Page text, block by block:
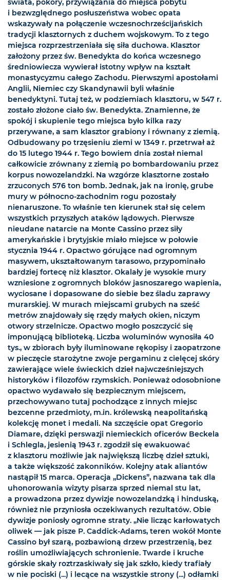
świata, pokory, przywiązania do miejsca pobytu
i bezwzględnego posłuszeństwa wobec opata
wskazywały na połączenie wczesnochrześcijańskich
tradycji klasztornych z duchem wojskowym. To z tego
miejsca rozprzestrzeniała się siła duchowa. Klasztor
założony przez św. Benedykta do końca wczesnego
średniowiecza wywierał istotny wpływ na kształt
monastycyzmu całego Zachodu. Pierwszymi apostołami
Anglii, Niemiec czy Skandynawii byli właśnie
benedyktyni. Tutaj też, w podziemiach klasztoru, w 547 r.
zostało złożone ciało św. Benedykta. Znamienne, że
spokój i skupienie tego miejsca było kilka razy
przerywane, a sam klasztor grabiony i równany z ziemią.
Odbudowany po trzęsieniu ziemi w 1349 r. przetrwał aż
do 15 lutego 1944 r. Tego bowiem dnia został niemal
całkowicie zrównany z ziemią po bombardowaniu przez
korpus nowozelandzki. Na wzgórze klasztorne zostało
zrzuconych 576 ton bomb. Jednak, jak na ironię, grube
mury w północno-zachodnim rogu pozostały
nienaruszone. To właśnie ten kierunek stał się celem
wszystkich przyszłych ataków lądowych. Pierwsze
nieudane natarcie na Monte Cassino przez siły
amerykańskie i brytyjskie miało miejsce w połowie
stycznia 1944 r. Opactwo górujące nad ogromnym
masywem, ukształtowanym tarasowo, przypominało
bardziej fortecę niż klasztor. Okalały je wysokie mury
wzniesione z ogromnych bloków jasnoszarego wapienia,
wyciosane i dopasowane do siebie bez śladu zaprawy
murarskiej. W murach miejscami grubych na sześć
metrów znajdowały się rzędy małych okien, niczym
otwory strzelnicze. Opactwo mogło poszczycić się
imponującą biblioteką. Liczba woluminów wynosiła 40
tys., w zbiorach były iluminowane rękopisy i zaopatrzone
w pieczęcie starożytne zwoje pergaminu z cielęcej skóry
zawierające wiele świeckich dzieł najwcześniejszych
historyków i filozofów rzymskich. Ponieważ odosobnione
opactwo wydawało się bezpiecznym miejscem,
przechowywano tutaj pochodzące z innych miejsc
bezcenne przedmioty, m.in. królewską neapolitańską
kolekcję monet i medali. Na szczęście opat Gregorio
Diamare, dzięki perswazji niemieckich oficerów Beckela
i Schlegla, jesienią 1943 r. zgodził się ewakuować
z klasztoru możliwie jak największą liczbę dzieł sztuki,
a także większość zakonników. Kolejny atak aliantów
nastąpił 15 marca. Operacja „Dickens”, nazwana tak dla
uhonorowania wizyty pisarza sprzed niemal stu lat,
a prowadzona przez dywizje nowozelandzką i hinduską,
również nie przyniosła oczekiwanych rezultatów. Obie
dywizje poniosły ogromne straty. „Nie licząc karłowatych
oliwek — jak pisze P. Caddick-Adams, teren wokół Monte
Cassino był szarą, pozbawioną drzew przestrzenią, bez
roślin umożliwiających schronienie. Twarde i kruche
górskie skały roztrzaskiwały się jak szkło, kiedy trafiały
w nie pociski (...) i lecące na wszystkie strony (...) odłamki